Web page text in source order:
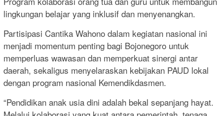
lingkungan belajar yang inklusif dan menyenangkan.
Partisipasi Cantika Wahono dalam kegiatan nasional ini
menjadi momentum penting bagi Bojonegoro untuk
memperluas wawasan dan memperkuat sinergi antar
daerah, sekaligus menyelaraskan kebijakan PAUD lokal
dengan program nasional Kemendikdasmen.
“Pendidikan anak usia dini adalah bekal sepanjang hayat.